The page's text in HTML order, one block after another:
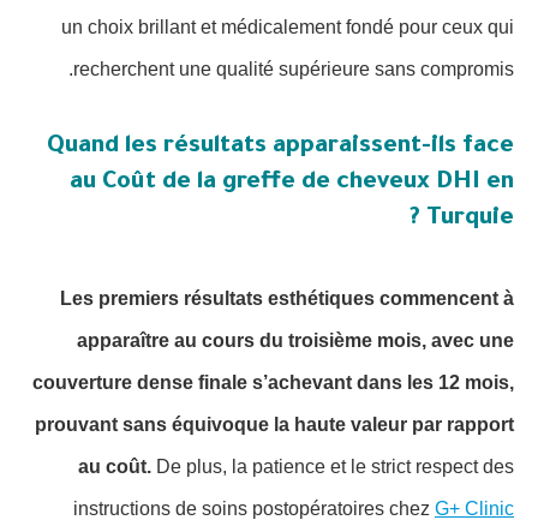
un choix brillant et médicalement fondé pour ceux qui
recherchent une qualité supérieure sans compromis.
Quand les résultats apparaissent-ils face
au Coût de la greffe de cheveux DHI en
Turquie ?
Les premiers résultats esthétiques commencent à
apparaître au cours du troisième mois, avec une
couverture dense finale s’achevant dans les 12 mois,
prouvant sans équivoque la haute valeur par rapport
au coût. De plus, la patience et le strict respect des
instructions de soins postopératoires chez G+ Clinic